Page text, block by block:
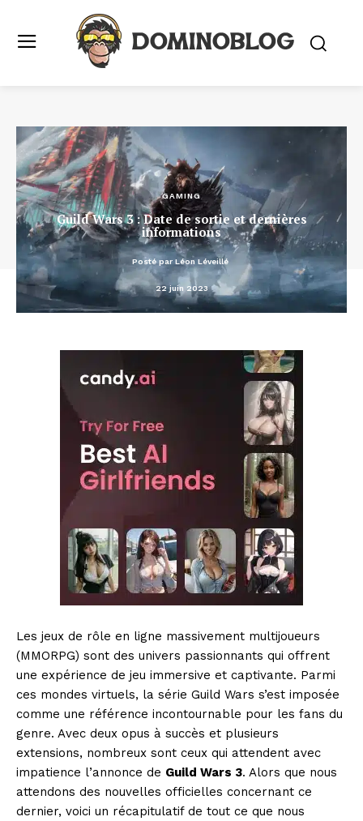
GAMING
Guild Wars 3 : Date de sortie et dernières
informations
Posté par Léon Léveillé
22 juin 2023
Les jeux de rôle en ligne massivement multijoueurs
(MMORPG) sont des univers passionnants qui offrent
une expérience de jeu immersive et captivante. Parmi
ces mondes virtuels, la série Guild Wars s’est imposée
comme une référence incontournable pour les fans du
genre. Avec deux opus à succès et plusieurs
extensions, nombreux sont ceux qui attendent avec
impatience l’annonce de Guild Wars 3. Alors que nous
attendons des nouvelles officielles concernant ce
dernier, voici un récapitulatif de tout ce que nous